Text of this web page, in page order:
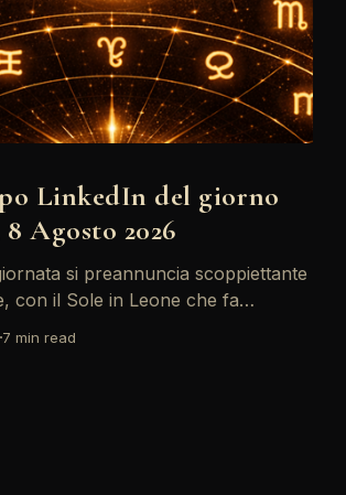
LinkedIn del giorno
8 Agosto 2026
con il Sole in Leone che fa
d'oro per postare un
7 min read